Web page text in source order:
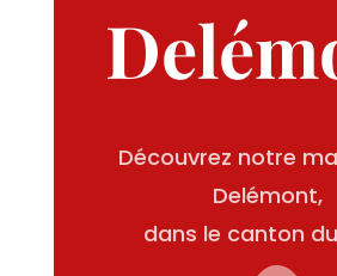
Découvrez notre
Delémont,
dans le canton